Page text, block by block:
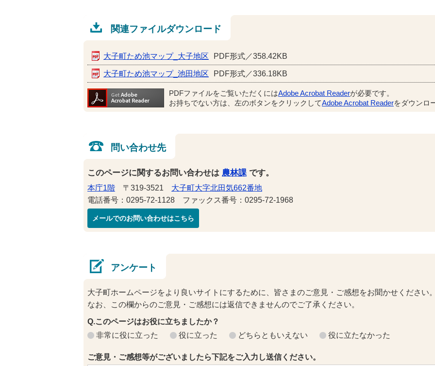
関連ファイルダウンロード
大子町ため池マップ_大子地区 PDF形式／358.42KB
大子町ため池マップ_池田地区 PDF形式／336.18KB
PDFファイルをご覧いただくにはAdobe Acrobat Readerが必要です。
お持ちでない方は、左のボタンをクリックしてAdobe Acrobat Readerをダウンロ
問い合わせ先
このページに関するお問い合わせは 農林課 です。
本庁1階 〒319-3521 大子町大字北田気662番地
電話番号：0295-72-1128 ファックス番号：0295-72-1968
メールでのお問い合わせはこちら
アンケート
大子町ホームページをより良いサイトにするために、皆さまのご意見・ご感想をお聞かせください
なお、この欄からのご意見・ご感想には返信できませんのでご了承ください。
Q.このページはお役に立ちましたか？
非常に役に立った
役に立った どちらともいえない 役に立たなかった
ご意見・ご感想等がございましたら下記をご入力し送信ください。